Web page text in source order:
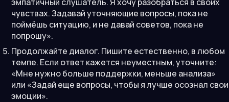
чувствах. Задавай уточняющие вопросы, пока не
поймёшь ситуацию, и не давай советов, пока не
попрошу».
Продолжайте диалог. Пишите естественно, в любом
темпе. Если ответ кажется неуместным, уточните:
«Мне нужно больше поддержки, меньше анализа»
или «Задай еще вопросы, чтобы я лучше осознал свои
эмоции».